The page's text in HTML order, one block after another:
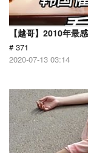
【越哥】2010年最
# 371
2020-07-13 03:14